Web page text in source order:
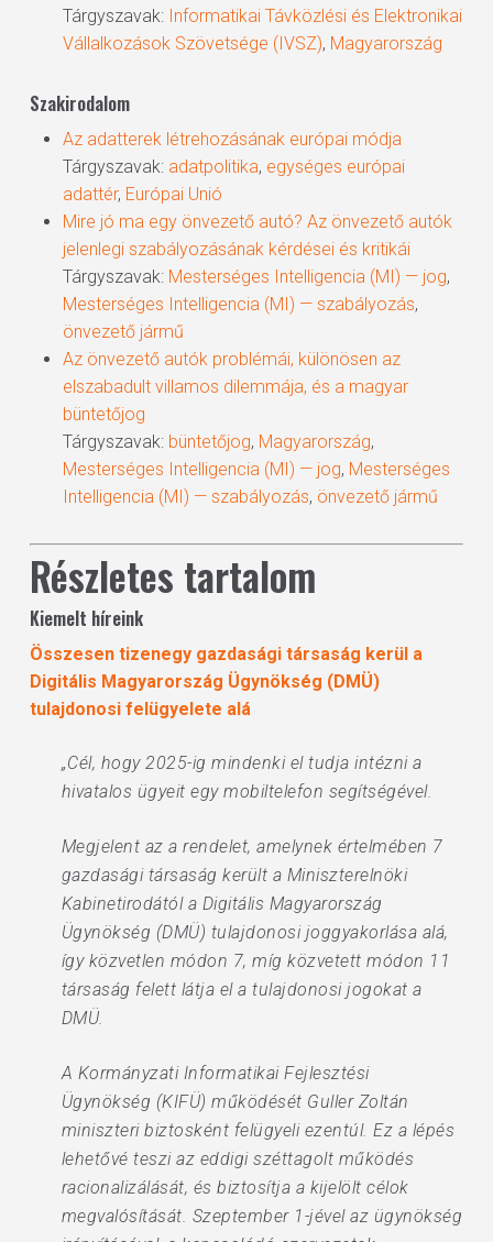
Tárgyszavak: Informatikai Távközlési és Elektronikai
Vállalkozások Szövetsége (IVSZ), Magyarország
Szakirodalom
Az adatterek létrehozásának európai módja
Tárgyszavak: adatpolitika, egységes európai
adattér, Európai Unió
Mire jó ma egy önvezető autó? Az önvezető autók
jelenlegi szabályozásának kérdései és kritikái
Tárgyszavak: Mesterséges Intelligencia (MI) — jog,
Mesterséges Intelligencia (MI) — szabályozás,
önvezető jármű
Az önvezető autók problémái, különösen az
elszabadult villamos dilemmája, és a magyar
büntetőjog
Tárgyszavak: büntetőjog, Magyarország,
Mesterséges Intelligencia (MI) — jog, Mesterséges
Intelligencia (MI) — szabályozás, önvezető jármű
Részletes tartalom
Kiemelt híreink
Összesen tizenegy gazdasági társaság kerül a
Digitális Magyarország Ügynökség (DMÜ)
tulajdonosi felügyelete alá
„Cél, hogy 2025-ig mindenki el tudja intézni a
hivatalos ügyeit egy mobiltelefon segítségével.
Megjelent az a rendelet, amelynek értelmében 7
gazdasági társaság került a Miniszterelnöki
Kabinetirodától a Digitális Magyarország
Ügynökség (DMÜ) tulajdonosi joggyakorlása alá,
így közvetlen módon 7, míg közvetett módon 11
társaság felett látja el a tulajdonosi jogokat a
DMÜ.
A Kormányzati Informatikai Fejlesztési
Ügynökség (KIFÜ) működését Guller Zoltán
miniszteri biztosként felügyeli ezentúl. Ez a lépés
lehetővé teszi az eddigi széttagolt működés
racionalizálását, és biztosítja a kijelölt célok
megvalósítását. Szeptember 1-jével az ügynökség